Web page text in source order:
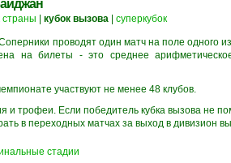
страны кубок вызова суперкубок
проводят один матч на поле одного
на билеты - это среднее
участвуют не менее 48 клубов.
и трофеи. Если победитель кубка вызова не
в переходных матчах за выход в дивизион
стадии